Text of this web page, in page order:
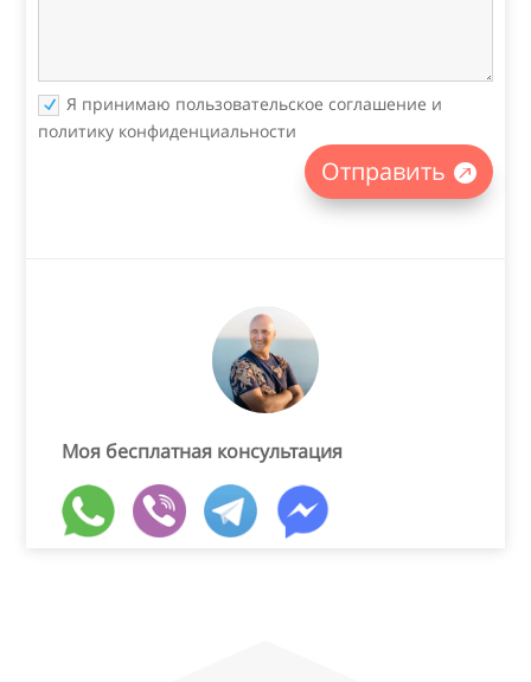
Я принимаю пользовательское соглашение и
политику конфиденциальности
Отправить
Моя бесплатная консультация